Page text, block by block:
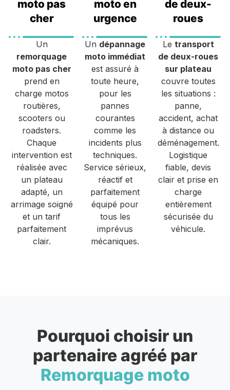
moto pas
cher
Un
remorquage
moto pas cher
prend en
charge motos
routières,
scooters ou
roadsters.
Chaque
intervention est
réalisée avec
un plateau
adapté, un
arrimage soigné
et un tarif
parfaitement
clair.
moto en
urgence
Un dépannage
moto immédiat
est assuré à
toute heure,
pour les
pannes
courantes
comme les
incidents plus
techniques.
Service sérieux,
réactif et
parfaitement
équipé pour
tous les
imprévus
mécaniques.
de deux-
roues
Le transport
de deux-roues
sur plateau
couvre toutes
les situations :
panne,
accident, achat
à distance ou
déménagement.
Logistique
fiable, devis
clair et prise en
charge
entièrement
sécurisée du
véhicule.
Pourquoi choisir un
partenaire agréé par
Remorquage moto